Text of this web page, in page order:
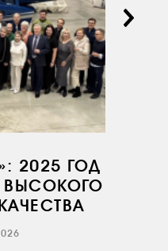
2025 ГОД